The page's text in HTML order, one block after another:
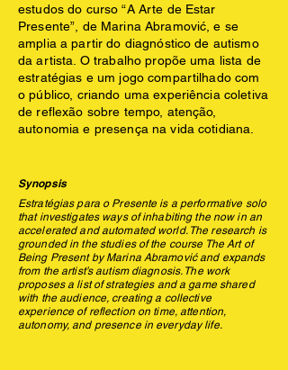
estudos do curso “A Arte de Estar
Presente”, de Marina Abramović, e se
amplia a partir do diagnóstico de autismo
da artista. O trabalho propõe uma lista de
estratégias e um jogo compartilhado com
o público, criando uma experiência coletiva
de reflexão sobre tempo, atenção,
autonomia e presença na vida cotidiana.
Synopsis
Estratégias para o Presente is a performative solo
that investigates ways of inhabiting the now in an
accelerated and automated world. The research is
grounded in the studies of the course The Art of
Being Present by Marina Abramović and expands
from the artist’s autism diagnosis. The work
proposes a list of strategies and a game shared
with the audience, creating a collective
experience of reflection on time, attention,
autonomy, and presence in everyday life.